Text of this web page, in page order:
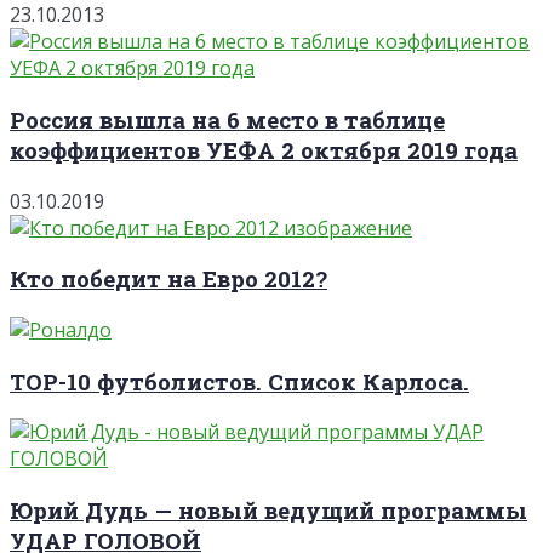
23.10.2013
Россия вышла на 6 место в таблице
коэффициентов УЕФА 2 октября 2019 года
03.10.2019
Кто победит на Евро 2012?
TOP-10 футболистов. Список Карлоса.
Юрий Дудь — новый ведущий программы
УДАР ГОЛОВОЙ